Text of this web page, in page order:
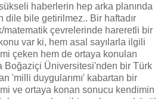
haberlerin hep arka planında
dile bile getirilmez.. Bir haftadır
matematik çevrelerinde hareretli bir
var ki, hem asal sayılarla ilgili
çeken hem de ortaya konulan
Boğaziçi Üniversitesi'nden bir Türk
'milli duygularımı' kabartan bir
ve ortaya konan sonucu kendimin